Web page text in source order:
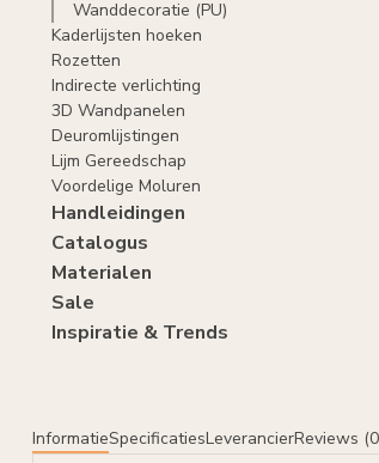
Wanddecoratie (PU)
Kaderlijsten hoeken
Rozetten
Indirecte verlichting
3D Wandpanelen
Deuromlijstingen
Lijm Gereedschap
Voordelige Moluren
Handleidingen
Catalogus
Materialen
Sale
Inspiratie & Trends
InformatieSpecificatiesLeverancierReviews